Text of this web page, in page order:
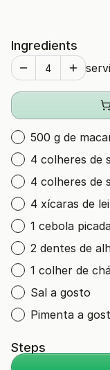
Ingredients
500 g de
4 colheres de
4 colheres de
4 xícaras de
1 cebola
2 dentes de
1 colher de
Sal a gosto
Pimenta a
Steps